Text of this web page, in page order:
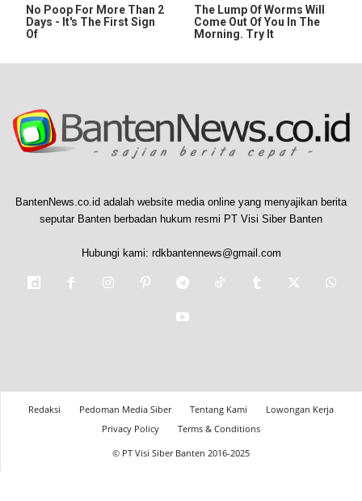
No Poop For More Than 2
Days - It's The First Sign
Of
The Lump Of Worms Will
Come Out Of You In The
Morning. Try It
BantenNews.co.id adalah website media online yang menyajikan berita
seputar Banten berbadan hukum resmi PT Visi Siber Banten
Hubungi kami: rdkbantennews@gmail.com
Redaksi Pedoman Media Siber Tentang Kami
Lowongan Kerja
Privacy Policy
Terms & Conditions
© PT Visi Siber Banten 2016-2025